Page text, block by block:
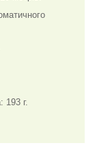
193 г.